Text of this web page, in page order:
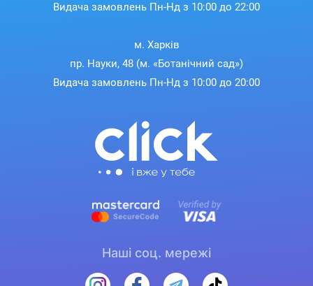
Видача замовлень Пн-Нд з 10:00 до 22:00
м. Харків
пр. Науки, 48 (м. «Ботанічний сад»)
Видача замовлень Пн-Нд з 10:00 до 20:00
Наші соц. мережі